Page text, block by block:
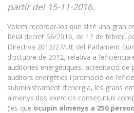
partir del 15-11-2016.
Volem recordar-los que si té una gran
Reial decret 56/2016, de 12 de febrer,
Directiva 2012/27/UE del Parlament
d’octubre de 2012, relativa a
auditories energètiques, acreditació de
auditors energètics i promoció de
subministrament d’energia, les grans
almenys dos exercicis consecutius
(les que ocupin almenys a 250